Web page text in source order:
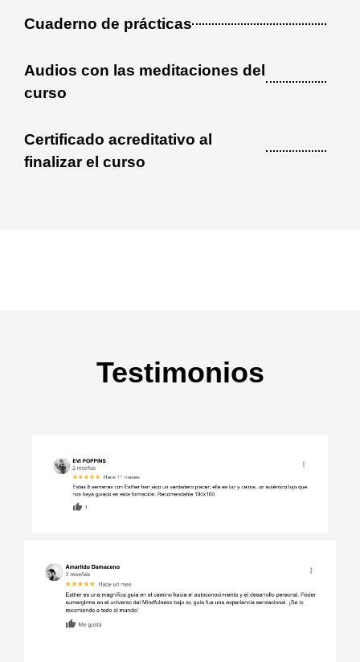
Cuaderno de prácticas
Audios con las meditaciones del
curso
Certificado acreditativo al
finalizar el curso
Testimonios